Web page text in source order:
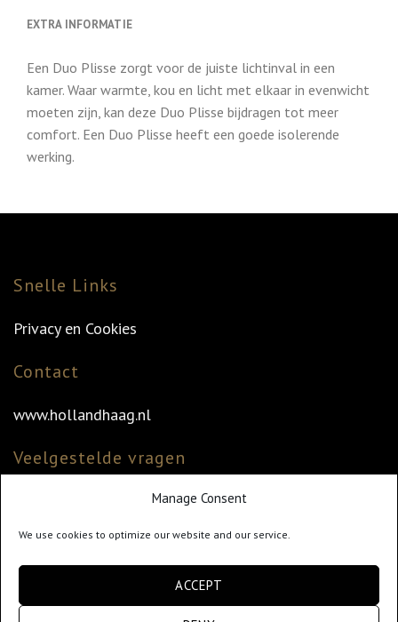
Manage Consent
We use cookies to optimize our website and our service.
ACCEPT
EXTRA INFORMATIE
Een Duo Plisse zorgt voor de juiste lichtinval in een
kamer. Waar warmte, kou en licht met elkaar in evenwicht
moeten zijn, kan deze Duo Plisse bijdragen tot meer
comfort. Een Duo Plisse heeft een goede isolerende
werking.
Snelle Links
Privacy en Cookies
Contact
www.hollandhaag.nl
Veelgestelde vragen
Veelgestelde vragen
Klantenservice
info@hollandhaag.nl